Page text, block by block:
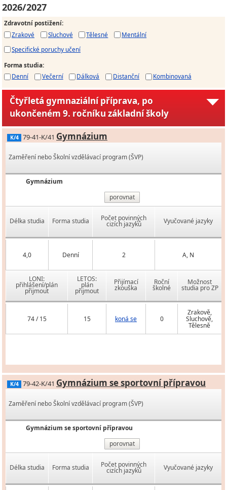
2026/2027
Zdravotní postižení:
Zrakové
Sluchové Tělesné
Mentální
Specifické poruchy učení
Forma studia:
Denní
Večerní Dálková Distanční Kombinovaná
Čtyřletá gymnaziální příprava, po
ukončeném 9. ročníku základní školy
K/4 79-41-K/41 Gymnázium
Zaměření nebo Školní vzdělávací program (ŠVP)
Gymnázium
porovnat
Délka studia Forma studia Počet povinných
cizích jazyků Vyučované jazyky
4,0 Denní 2 A, N
LONI:
přihlášení/plán
přijmout
LETOS:
plán
přijmout
Přijímací
zkouška
Roční
školné
Možnost
studia pro ZP
74 / 15 15 koná se 0
Zrakově,
Sluchově,
Tělesně
K/4 79-42-K/41 Gymnázium se sportovní přípravou
Zaměření nebo Školní vzdělávací program (ŠVP)
Gymnázium se sportovní přípravou
porovnat
Délka studia Forma studia Počet povinných
cizích jazyků Vyučované jazyky